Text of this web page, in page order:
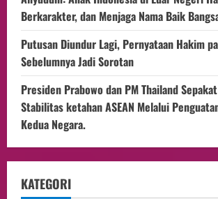
Berkarakter, dan Menjaga Nama Baik
Putusan Diundur Lagi, Pernyataan Hakim
Sebelumnya Jadi Sorotan
Presiden Prabowo dan PM Thailand
Stabilitas ketahan ASEAN Melalui
Kedua Negara.
KATEGORI